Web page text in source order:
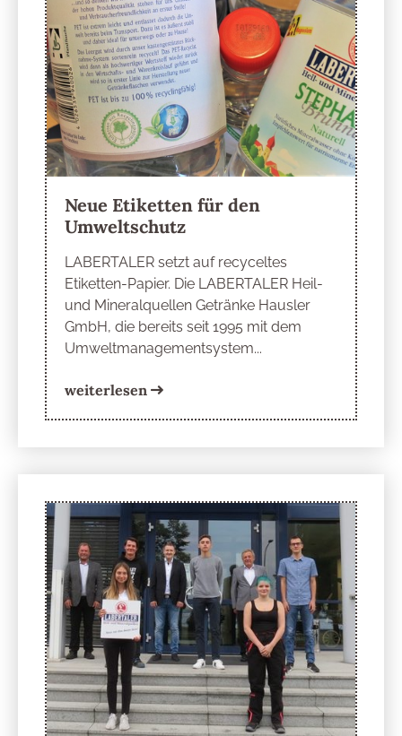
Neue Etiketten für den
Umweltschutz
LABERTALER setzt auf recyceltes
Etiketten-Papier. Die LABERTALER Heil-
und Mineralquellen Getränke Hausler
GmbH, die bereits seit 1995 mit dem
Umweltmanagementsystem...
weiterlesen